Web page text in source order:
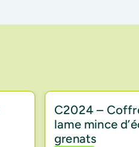
C2024 –
lame mince
grenats